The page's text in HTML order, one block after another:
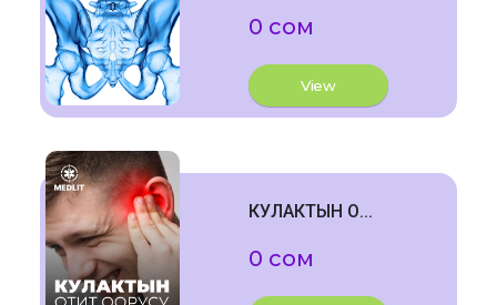
0 сом
View
КУЛАКТЫН О...
0 сом